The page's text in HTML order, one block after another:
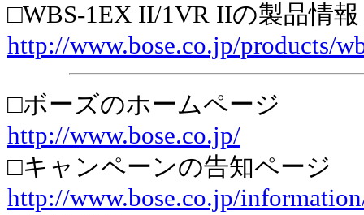
□WBS-1EX II/1VR IIの製品情報
http://www.bose.co.jp/products/
□ボーズのホームページ
http://www.bose.co.jp/
□キャンペーンの告知ページ
http://www.bose.co.jp/